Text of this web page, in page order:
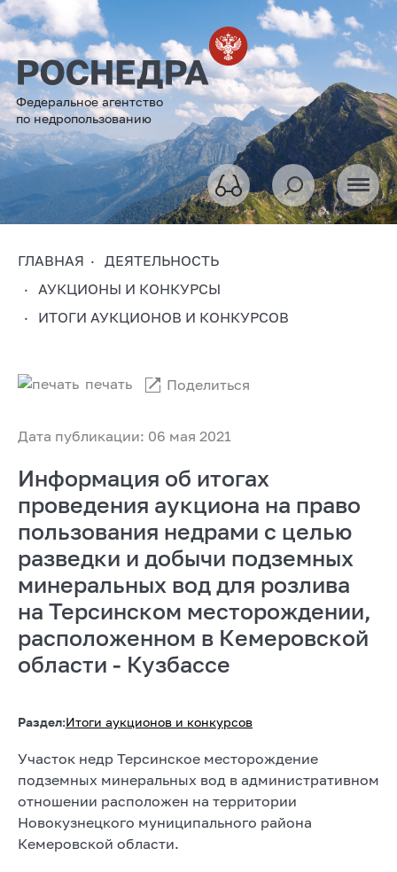
Федеральное агентство
по недропользованию
ГЛАВНАЯ
ДЕЯТЕЛЬНОСТЬ
АУКЦИОНЫ И КОНКУРСЫ
ИТОГИ АУКЦИОНОВ И КОНКУРСОВ
Дата публикации: 06 мая 2021
печать Поделиться
Информация об итогах
проведения аукциона на право
пользования недрами с целью
разведки и добычи подземных
минеральных вод для розлива
на Терсинском месторождении,
расположенном в Кемеровской
области - Кузбассе
Раздел:Итоги аукционов и конкурсов
Участок недр Терсинское месторождение
подземных минеральных вод в административном
отношении расположен на территории
Новокузнецкого муниципального района
Кемеровской области.